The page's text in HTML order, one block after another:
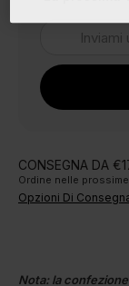
CONSEGNA DA
Ordine nelle prossime
Opzioni Di
Nota: la